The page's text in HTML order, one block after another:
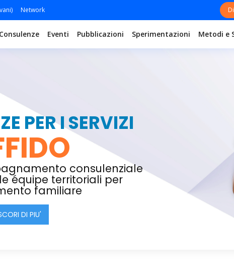
Network
Consulenze Eventi Pubblicazioni Sperimentazioni Metodi e
PER I SERVIZI
consulenziale
équipe territoriali per
familiare
DI PIU'